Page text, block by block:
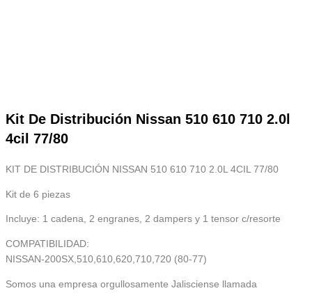
Kit De Distribución Nissan 510 610 710 2.0l
4cil 77/80
KIT DE DISTRIBUCIÓN NISSAN 510 610 710 2.0L 4CIL 77/80
Kit de 6 piezas
Incluye: 1 cadena, 2 engranes, 2 dampers y 1 tensor c/resorte
COMPATIBILIDAD:
NISSAN-200SX,510,610,620,710,720 (80-77)
Somos una empresa orgullosamente Jalisciense llamada